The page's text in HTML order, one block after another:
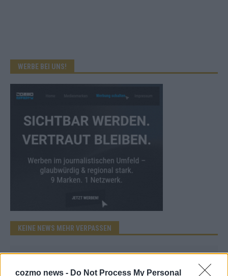
cozmo news - Do Not Process My Personal
WERBE BEI UNS!
KEINE NEWS MEHR VERPASSEN